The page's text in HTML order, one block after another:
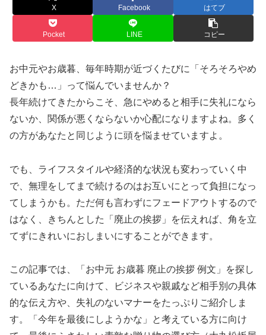
X Facebook はてブ
Pocket LINE コピー
お中元やお歳暮、毎年時期が近づくたびに「そろそろやめ
どきかも…」って悩んでいませんか？
長年続けてきたからこそ、急にやめると相手に失礼になら
ないか、関係が悪くならないか心配になりますよね。多く
の方があなたと同じように頭を悩ませていますよ。
でも、ライフスタイルや経済的な状況も変わっていく中
で、無理をしてまで続けるのはお互いにとって負担になっ
てしまうかも。ただ何も言わずにフェードアウトするので
はなく、きちんとした「廃止の挨拶」を伝えれば、角を立
てずにきれいにおしまいにすることができます。
この記事では、「お中元 お歳暮 廃止の挨拶 例文」を探し
ているあなたに向けて、ビジネスや親戚など相手別の具体
的な伝え方や、失礼のないマナーをたっぷりご紹介しま
す。「今年を最後にしようかな」と考えている方に向け